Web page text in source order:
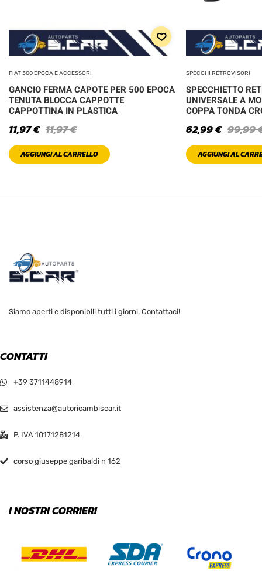
FIAT 500 EPOCA E ACCESSORI
GANCIO FERMA CAPOTE PER 500 EPOCA
TENUTA BLOCCA CAPPOTTE
CAPPOTTINA IN PLASTICA
11,97€
11,97€
AGGIUNGI AL CARRELLO
SPECCHI RETROVISORI
SPECCHIETTO
UNIVERSALE A
COPPA TONDA
99,99
62,99€
AGGIUNGI AL
Siamo aperti e disponibili tutti i giorni. Contattaci!
CONTATTI
+39 3711448914
assistenza@autoricambiscar.it
P. IVA 10171281214
corso giuseppe garibaldi n 162
I NOSTRI CORRIERI